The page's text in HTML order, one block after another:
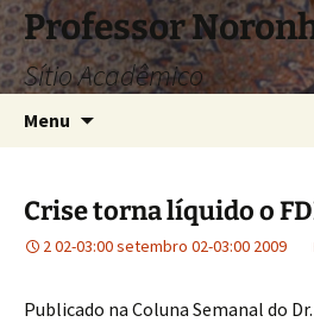
Pular
para
o
conteúdo
Professor
Sítio Acadêmico
Menu
Crise torna líquido o
2 02-03:00 setembro 02-03:00 2009
Publicado na Coluna Semanal do